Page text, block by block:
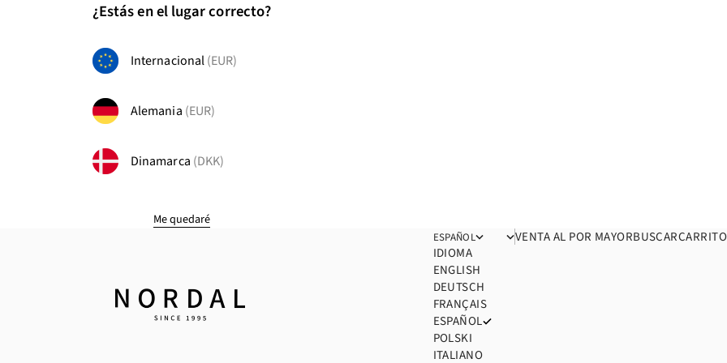
¿Estás en el lugar correcto?
Internacional(EUR)
Alemania (EUR)
Dinamarca (DKK)
Me quedaré
nordal.com
ESPAÑOL
IDIOMA
ENGLISH
DEUTSCH
FRANÇAIS
ESPAÑOL
POLSKI
ITALIANO
Venta al por mayor
VENTA AL POR MAYORBuscar
BUSCARCarrito
CARRITO